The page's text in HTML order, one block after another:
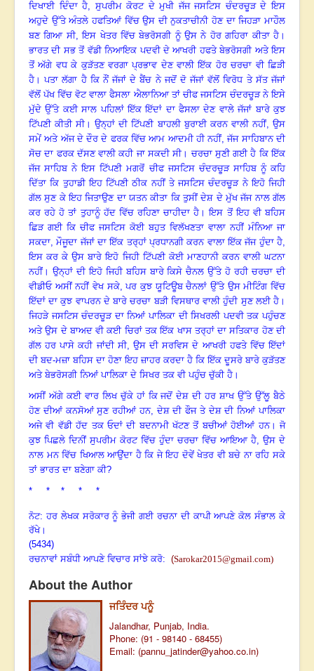
ਦਿਖਾਈ ਦਿੰਦਾ ਹੈ, ਸੁਪਰੀਮ ਕੋਰਟ ਦੇ ਮੁਖੀ ਜੱਜ ਜਸਟਿਸ ਚੰਦਰਚੂੜ ਦੇ ਇਸ
ਅਹੁਦੇ ਉੱਤੇ ਅੰਤਲੇ ਹਫਤਿਆਂ ਵਿੱਚ ਉਸ ਦੀ ਨੁਕਤਾਚੀਨੀ ਹੋਣ ਦਾ ਜਿਹੜਾ ਮਾਹੌਲ
ਬਣ ਗਿਆ ਸੀ,ਇਸ ਖੇਤਰ ਵਿੱਚ ਬੇਭਰੋਸਗੀ ਨੂੰ ਉਸ ਨੇ ਹੋਰ ਗਹਿਰਾ ਕੀਤਾ ਹੈ ।
ਭਾਰਤ ਦੀ ਸਭ ਤੋਂ ਵੱਡੀ ਨਿਆਇਕ ਪਦਵੀ ਦੇ ਆਖਰੀ ਹਫਤੇ ਬੇਭਰੋਸਗੀ ਅਤੇ ਇਸ
ਤੋਂ ਅੱਗੇ ਵਧ ਕੇ ਕੁੜੱਤਣ ਵਰਗਾ ਪ੍ਰਭਾਵ ਦੇਣ ਵਾਲੀ ਇੱਕ ਹੋਰ ਚਰਚਾ ਵੀ ਛਿੜੀ
ਹੈ ।ਪਤਾ ਲੱਗਾ ਹੈ ਕਿ ਨੌਂ ਜੱਜਾਂ ਦੇ ਬੈਂਚ ਨੇ ਜਦੋਂ ਦੋ ਜੱਜਾਂ ਵੱਲੋਂ ਵਿਰੋਧ ਤੇ ਸੱਤ ਜੱਜਾਂ
ਵੱਲੋਂ ਪੱਖ ਵਿੱਚ ਵੋਟ ਵਾਲਾ ਫੈਸਲਾ ਐਲਾਨਿਆ ਤਾਂ ਚੀਫ ਜਸਟਿਸ ਚੰਦਰਚੂੜ ਨੇ ਇਸੇ
ਮੁੱਦੇ ਉੱਤੇ ਕਈ ਸਾਲ ਪਹਿਲਾਂ ਇੱਕ ਇੱਦਾਂ ਦਾ ਫੈਸਲਾ ਦੇਣ ਵਾਲੇ ਜੱਜਾਂ ਬਾਰੇ ਕੁਝ
ਟਿੱਪਣੀ ਕੀਤੀ ਸੀ।ਉਨ੍ਹਾਂ ਦੀ ਟਿੱਪਣੀ ਬਾਹਲੀ ਬੁਰਾਈ ਕਰਨ ਵਾਲੀ ਨਹੀਂ,ਉਸ
ਸਮੇਂ ਅਤੇ ਅੱਜ ਦੇ ਦੌਰ ਦੇ ਫਰਕ ਵਿੱਚ ਆਮ ਆਦਮੀ ਹੀ ਨਹੀਂ,ਜੱਜ ਸਾਹਿਬਾਨ ਦੀ
ਸੋਚ ਦਾ ਫਰਕ ਦੱਸਣ ਵਾਲੀ ਕਹੀ ਜਾ ਸਕਦੀ ਸੀ। ਚਰਚਾ ਸੁਣੀ ਗਈ ਹੈ ਕਿ ਇੱਕ
ਜੱਜ ਸਾਹਿਬ ਨੇ ਇਸ ਟਿੱਪਣੀ ਮਗਰੋਂ ਚੀਫ ਜਸਟਿਸ ਚੰਦਰਚੂੜ ਸਾਹਿਬ ਨੂੰ ਕਹਿ
ਦਿੱਤਾ ਕਿ ਤੁਹਾਡੀ ਇਹ ਟਿੱਪਣੀ ਠੀਕ ਨਹੀਂ ਤੇ ਜਸਟਿਸ ਚੰਦਰਚੂੜ ਨੇ ਇਹੋ ਜਿਹੀ
ਗੱਲ ਸੁਣ ਕੇ ਇਹ ਜਿਤਾਉਣ ਦਾ ਯਤਨ ਕੀਤਾ ਕਿ ਤੁਸੀਂ ਦੇਸ਼ ਦੇ ਮੁੱਖ ਜੱਜ ਨਾਲ ਗੱਲ
ਕਰ ਰਹੇ ਹੋ ਤਾਂ ਤੁਹਾਨੂੰ ਹੱਦ ਵਿੱਚ ਰਹਿਣਾ ਚਾਹੀਦਾ ਹੈ ।ਇਸ ਤੋਂ ਇਹ ਵੀ ਬਹਿਸ
ਛਿੜ ਗਈ ਕਿ ਚੀਫ ਜਸਟਿਸ ਕੋਈ ਬਹੁਤ ਵਿਲੱਖਣਤਾ ਵਾਲਾ ਨਹੀਂ ਮੰਨਿਆ ਜਾ
ਸਕਦਾ,ਮੌਜੂਦਾ ਜੱਜਾਂ ਦਾ ਇੱਕ ਤਰ੍ਹਾਂ ਪ੍ਰਧਾਨਗੀ ਕਰਨ ਵਾਲਾ ਇੱਕ ਜੱਜ ਹੁੰਦਾ ਹੈ,
ਇਸ ਕਰ ਕੇ ਉਸ ਬਾਰੇ ਇਹੋ ਜਿਹੀ ਟਿੱਪਣੀ ਕੋਈ ਮਾਣਹਾਨੀ ਕਰਨ ਵਾਲੀ ਘਟਨਾ
ਨਹੀਂ। ਉਨ੍ਹਾਂ ਦੀ ਇਹੋ ਜਿਹੀ ਬਹਿਸ ਬਾਰੇ ਕਿਸੇ ਚੈਨਲ ਉੱਤੇ ਹੋ ਰਹੀ ਚਰਚਾ ਦੀ
ਵੀਡੀਓ ਅਸੀਂ ਨਹੀਂ ਵੇਖ ਸਕੇ,ਪਰ ਕੁਝ ਯੂਟਿਊਬ ਚੈਨਲਾਂ ਉੱਤੇ ਉਸ ਮੀਟਿੰਗ ਵਿੱਚ
ਇੱਦਾਂ ਦਾ ਕੁਝ ਵਾਪਰਨ ਦੇ ਬਾਰੇ ਚਰਚਾ ਬੜੀ ਵਿਸਥਾਰ ਵਾਲੀ ਹੁੰਦੀ ਸੁਣ ਲਈ ਹੈ ।
ਜਿਹੜੇ ਜਸਟਿਸ ਚੰਦਰਚੂੜ ਦਾ ਨਿਆਂ ਪਾਲਿਕਾ ਦੀ ਸਿਖਰਲੀ ਪਦਵੀ ਤਕ ਪਹੁੰਚਣ
ਅਤੇ ਉਸ ਦੇ ਬਾਅਦ ਵੀ ਕਈ ਚਿਰਾਂ ਤਕ ਇੱਕ ਖਾਸ ਤਰ੍ਹਾਂ ਦਾ ਸਤਿਕਾਰ ਹੋਣ ਦੀ
ਗੱਲ ਹਰ ਪਾਸੇ ਕਹੀ ਜਾਂਦੀ ਸੀ, ਉਸ ਦੀ ਸਰਵਿਸ ਦੇ ਆਖਰੀ ਹਫਤੇ ਵਿੱਚ ਇੱਦਾਂ
ਦੀ ਬਦ-ਮਜ਼ਾ ਬਹਿਸ ਦਾ ਹੋਣਾ ਇਹ ਜ਼ਾਹਰ ਕਰਦਾ ਹੈ ਕਿ ਇੱਕ ਦੂਸਰੇ ਬਾਰੇ ਕੁੜੱਤਣ
ਅਤੇ ਬੇਭਰੋਸਗੀ ਨਿਆਂ ਪਾਲਿਕਾ ਦੇ ਸਿਖਰ ਤਕ ਵੀ ਪਹੁੰਚ ਚੁੱਕੀ ਹੈ ।
ਅਸੀਂ ਅੱਗੇ ਕਈ ਵਾਰ ਲਿਖ ਚੁੱਕੇ ਹਾਂ ਕਿ ਜਦੋਂ ਦੇਸ਼ ਦੀ ਹਰ ਸ਼ਾਖ ਉੱਤੇ ਉੱਲੂ ਬੈਠੇ
ਹੋਣ ਦੀਆਂ ਕਨਸੋਆਂ ਸੁਣ ਰਹੀਆਂ ਹਨ, ਦੇਸ਼ ਦੀ ਫੌਜ ਤੇ ਦੇਸ਼ ਦੀ ਨਿਆਂ ਪਾਲਿਕਾ
ਅਜੇ ਵੀ ਵੱਡੀ ਹੱਦ ਤਕ ਓਦਾਂ ਦੀ ਬਦਨਾਮੀ ਖੱਟਣ ਤੋਂ ਬਚੀਆਂ ਹੋਈਆਂ ਹਨ।ਜੋ
ਕੁਝ ਪਿਛਲੇ ਦਿਨੀਂ ਸੁਪਰੀਮ ਕੋਰਟ ਵਿੱਚ ਹੁੰਦਾ ਚਰਚਾ ਵਿੱਚ ਆਇਆ ਹੈ, ਉਸ ਦੇ
ਨਾਲ ਮਨ ਵਿੱਚ ਖਿਆਲ ਆਉਂਦਾ ਹੈ ਕਿ ਜੇ ਇਹ ਦੋਵੇਂ ਖੇਤਰ ਵੀ ਬਚੇ ਨਾ ਰਹਿ ਸਕੇ
ਤਾਂ ਭਾਰਤ ਦਾ ਬਣੇਗਾ ਕੀ?
* * * * *
ਨੋਟ: ਹਰ ਲੇਖਕ ਸਰੋਕਾਰ ਨੂੰ ਭੇਜੀ ਗਈ ਰਚਨਾ ਦੀ ਕਾਪੀ ਆਪਣੇ ਕੋਲ ਸੰਭਾਲ ਕੇ
ਰੱਖੇ।
(5434)
ਰਚਨਾਵਾਂ ਸਬੰਧੀ ਆਪਣੇ ਵਿਚਾਰ ਸਾਂਝੇ ਕਰੋ: (Sarokar2015@gmail.com)
About the Author
ਜਤਿੰਦਰ ਪਨੂੰ
Jalandhar, Punjab, India.
Phone: (91 - 98140 - 68455)
Email: (pannu_jatinder@yahoo.co.in)